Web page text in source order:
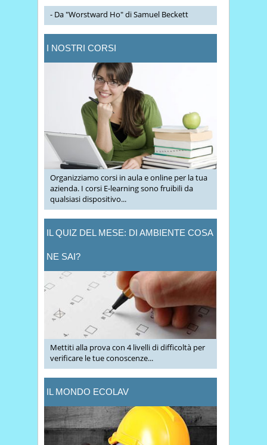
- Da "Worstward Ho" di Samuel Beckett
I NOSTRI CORSI
Organizziamo corsi in aula e online per la tua
azienda. I corsi E-learning sono fruibili da
qualsiasi dispositivo...
IL QUIZ DEL MESE: DI AMBIENTE COSA
NE SAI?
Mettiti alla prova con 4 livelli di difficoltà per
verificare le tue conoscenze...
IL MONDO ECOLAV